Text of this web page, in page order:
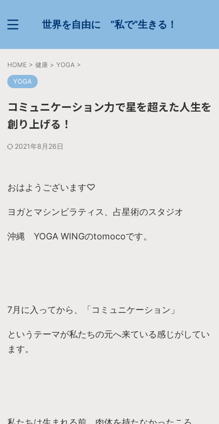
世界を自由に ”私で”生きる！
HOME > 健康 > YOGA >
YOGA
コミュニケーション力で星を超えた人生を
創り上げる！
2021年8月26日
おはようございます♡
ヨガとマシンピラティス、占星術のスタジオ
沖縄 YOGA WINGのtomocoです。
7月に入ってから、「コミュニケーション」
というテーマが私たちの元へ来ている感じがしてい
ます。